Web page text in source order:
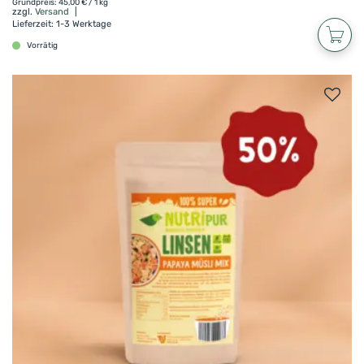
Natürliche Quelle für wichtige Nährstoffe
jedem Bissen – für einen bewussten Snack, ganz
Knusprige Textur – Fruchtig und knusprig wie
Der Super-Crunch unserer gefriergetrockneten
Mangostücke macht sie zur perfekten Alternative
zu ungesundem Knabberzeug – knusprig, fruchtig
Gefriergetrocknete Mango: tropischer
Genuss zum Dahinschmelzen
Erfrischend fruchtig, zuckersüß und einfach
köstlich – gefriergetrocknete Mango von NutriPur
ist der bewusste Genuss für alle Schleckermäuler
Grundpreis: 45,00€/ 1 kg
zzgl. Versand
Lieferzeit: 1-3 Werktage
Vorrätig